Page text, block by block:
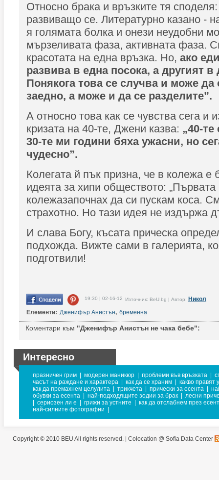
Относно брака и връзките тя
развиващо се. Литературно казано -
я голямата болка и онези неудобни
мързеливата фаза, активната фаза.
красотата на една връзка. Но, ако
развива в една посока, а другият в
Понякога това се случва и може да
заедно, а може и да се разделите”.
А относно това как се чувства сега и
кризата на 40-те, Джени казва: „40-те
30-те ми години бяха ужасни, но
чудесно”.
Колегата й пък призна, че в колежа е
идеята за хипи обществото: „Първата
колежазапочнах да си пускам коса.
страхотно. Но тази идея не издържа
И слава Богу, късата прическа
подхожда. Вижте сами в галерията,
подготвили!
19:30 | 02-16-12 Източник: BeU.bg | Автор: Никол
Елементи: Дженифър Анистън, бременна
Коментари към "Дженифър Анистън не чака бебе":
Интересно
празничен грим модерен маникюр проблеми във връзката
часът на раждане и характера
как да се храним
какво правят
как да премахнем целулита
трикчета прически за есента
обувки за есента
най-подходящите зодии за брак
лесни
сериозен ли е грижи за устните
как да отслабнем през
най-силните фотографии
Copyright © 2010 BEU All rights reserved. | Colocation @ Sofia Data Center